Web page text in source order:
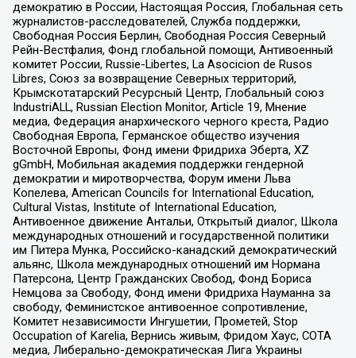
демократию в России, Настоящая Россия, Глобальная сеть
журналистов-расследователей, Служба поддержки,
Свободная Россия Берлин, Свободная Россия Северный
Рейн-Вестфалия, Фонд глобальной помощи, Антивоенный
комитет России, Russie-Libertes, La Asocicion de Rusos
Libres, Союз за возвращение Северных территорий,
Крымскотатарский Ресурсный Центр, Глобальный союз
IndustriALL, Russian Election Monitor, Article 19, Мнение
медиа, Федерация анархического черного креста, Радио
Свободная Европа, Германское общество изучения
Восточной Европы, Фонд имени Фридриха Эберта, XZ
gGmbH, Мобильная академия поддержки гендерной
демократии и миротворчества, Форум имени Льва
Копелева, American Councils for International Education,
Cultural Vistas, Institute of International Education,
Антивоенное движение Антальи, Открытый диалог, Школа
международных отношений и государственной политики
им Питера Мунка, Российско-канадский демократический
альянс, Школа международных отношений им Нормана
Патерсона, Центр Гражданских Свобод, Фонд Бориса
Немцова за Свободу, Фонд имени Фридриха Науманна за
свободу, Феминистское антивоенное сопротивление,
Комитет независимости Ингушетии, Прометей, Stop
Occupation of Karelia, Вернись живым, Фридом Хаус, СОТА
медиа, Либерально-демократическая Лига Украины